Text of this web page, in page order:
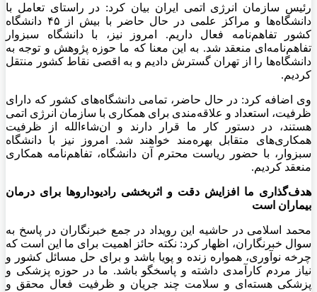
رئیس سازمان انرژی اتمی ایران بیان کرد: در راستای تعامل با
دانشگاه‌ها و مراکز علمی در حال حاضر با بیش از ۴۵ دانشگاه
کشور تفاهم‌نامه فعال داریم. امروز نیز، با دانشگاه سبزوار
تفاهم‌نامه‌ای منعقد شد. به این معنا که ما حوزه پژوهش و توجه به
دانشگاه‌ها را از تهران گسترش دادیم و به اقصی نقاط کشور منتقل
کردیم.
وی اضافه کرد: در حال حاضر، تمامی دانشگاه‌های کشور که دارای
ظرفیت، استعداد و علاقه‌مندی برای همکاری با سازمان انرژی اتمی
هستند، در دستور کار ما قرار دارند و ان‌شاءالله از ظرفیت
همکاری‌های متقابل بهره‌مند خواهند شد. امروز نیز با دانشگاه
سبزوار، با حضور ریاست محترم آن دانشگاه، تفاهم‌نامه همکاری
منعقد کردیم.
هدف‌گذاری ما افزایش دقت و اثربخشی رادیوداروها برای درمان
بیماران است
محمد اسلامی در حاشیه این رویداد در جمع خبرنگاران در پاسخ به
سوال خبرنگاران، اظهار کرد: نکته حائز اهمیت برای ما این است که
چرخه نوآوری، همواره زنده و پویا باشد و برای حل مسائل کشور و
نیاز مردم کارآمدی داشته و پاسخگو باشد. ما در حوزه پزشکی و
پزشکی هسته‌ای و سلامت چند جریان و ظرفیت فعال محقق و